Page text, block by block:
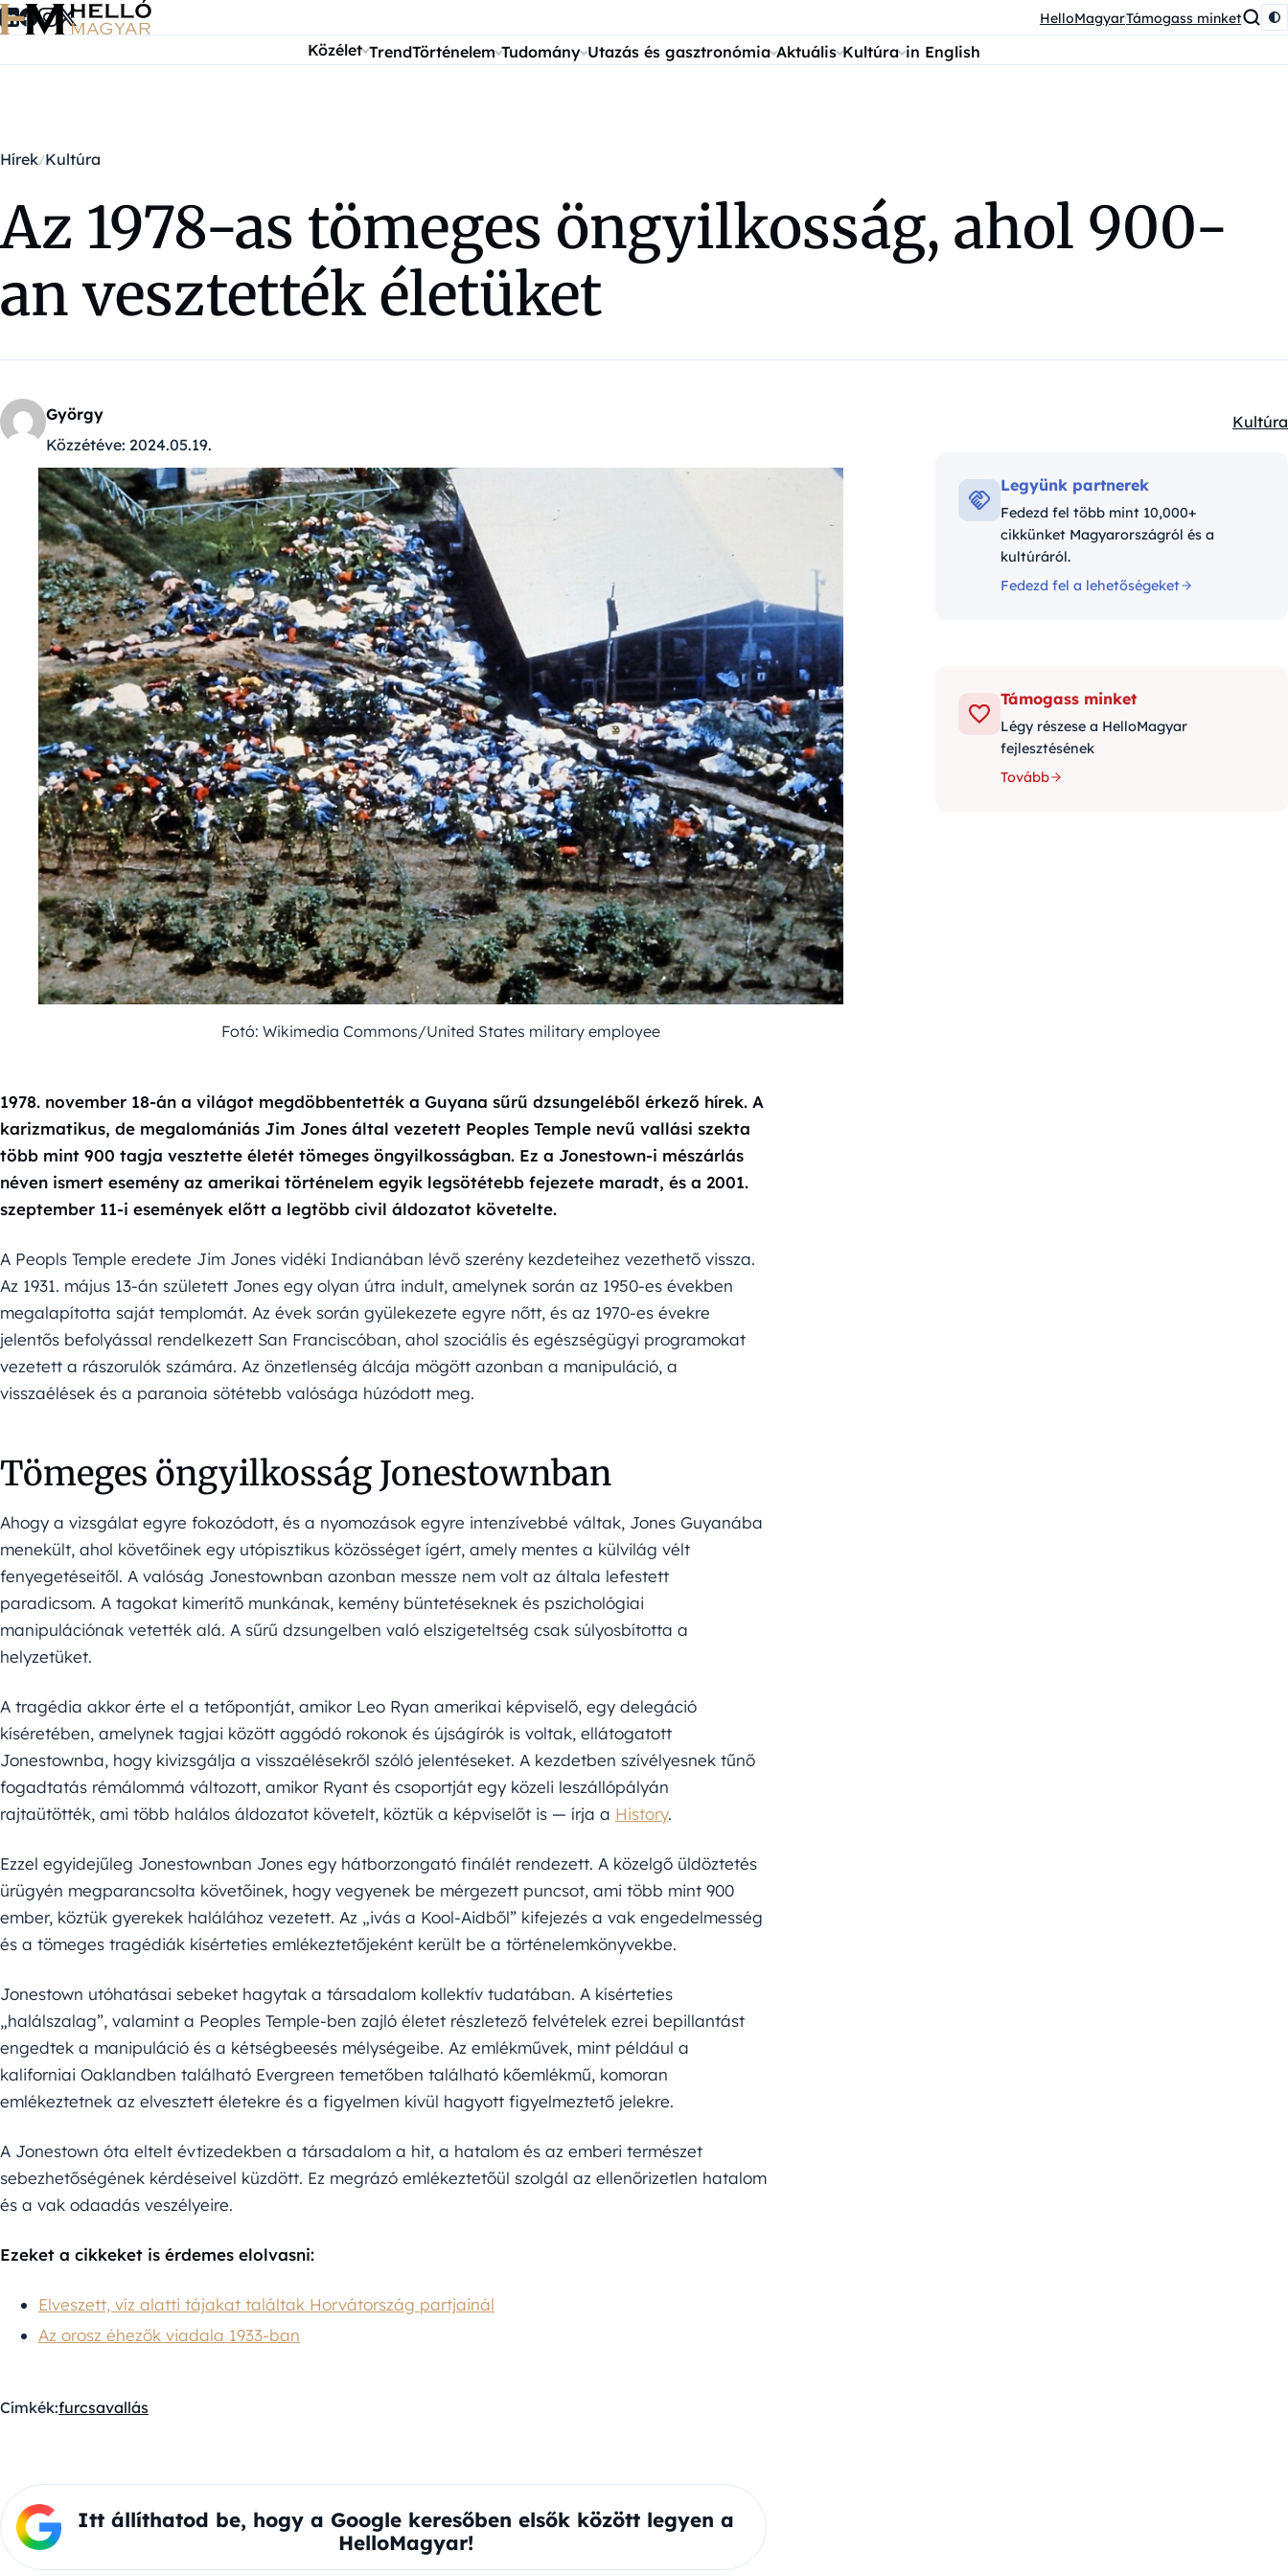
Ugrás a tartalomra HelloMagyarTámogass minket
Közélet TrendTörténelem Tudomány Utazás és gasztronómia Aktuális Kultúra in English
Hírek Kultúra
Az 1978-as tömeges öngyilkosság, ahol 900-
an vesztették életüket
György
Közzétéve: 2024.05.19.
Kultúra
Fotó: Wikimedia Commons/United States military employee
1978. november 18-án a világot megdöbbentették a Guyana sűrű dzsungeléből érkező hírek. A
karizmatikus, de megalomániás Jim Jones által vezetett Peoples Temple nevű vallási szekta
több mint 900 tagja vesztette életét tömeges öngyilkosságban. Ez a Jonestown-i mészárlás
néven ismert esemény az amerikai történelem egyik legsötétebb fejezete maradt, és a 2001.
szeptember 11-i események előtt a legtöbb civil áldozatot követelte.
A Peopls Temple eredete Jim Jones vidéki Indianában lévő szerény kezdeteihez vezethető vissza.
Az 1931. május 13-án született Jones egy olyan útra indult, amelynek során az 1950-es években
megalapította saját templomát. Az évek során gyülekezete egyre nőtt, és az 1970-es évekre
jelentős befolyással rendelkezett San Franciscóban, ahol szociális és egészségügyi programokat
vezetett a rászorulók számára. Az önzetlenség álcája mögött azonban a manipuláció, a
visszaélések és a paranoia sötétebb valósága húzódott meg.
Tömeges öngyilkosság Jonestownban
Ahogy a vizsgálat egyre fokozódott, és a nyomozások egyre intenzívebbé váltak, Jones Guyanába
menekült, ahol követőinek egy utópisztikus közösséget ígért, amely mentes a külvilág vélt
fenyegetéseitől. A valóság Jonestownban azonban messze nem volt az általa lefestett
paradicsom. A tagokat kimerítő munkának, kemény büntetéseknek és pszichológiai
manipulációnak vetették alá. A sűrű dzsungelben való elszigeteltség csak súlyosbította a
helyzetüket.
A tragédia akkor érte el a tetőpontját, amikor Leo Ryan amerikai képviselő, egy delegáció
kíséretében, amelynek tagjai között aggódó rokonok és újságírók is voltak, ellátogatott
Jonestownba, hogy kivizsgálja a visszaélésekről szóló jelentéseket. A kezdetben szívélyesnek tűnő
fogadtatás rémálommá változott, amikor Ryant és csoportját egy közeli leszállópályán
rajtaütötték, ami több halálos áldozatot követelt, köztük a képviselőt is — írja a History.
Ezzel egyidejűleg Jonestownban Jones egy hátborzongató finálét rendezett. A közelgő üldöztetés
ürügyén megparancsolta követőinek, hogy vegyenek be mérgezett puncsot, ami több mint 900
ember, köztük gyerekek halálához vezetett. Az „ivás a Kool-Aidből” kifejezés a vak engedelmesség
és a tömeges tragédiák kísérteties emlékeztetőjeként került be a történelemkönyvekbe.
Jonestown utóhatásai sebeket hagytak a társadalom kollektív tudatában. A kísérteties
„halálszalag”, valamint a Peoples Temple-ben zajló életet részletező felvételek ezrei bepillantást
engedtek a manipuláció és a kétségbeesés mélységeibe. Az emlékművek, mint például a
kaliforniai Oaklandben található Evergreen temetőben található kőemlékmű, komoran
emlékeztetnek az elvesztett életekre és a figyelmen kívül hagyott figyelmeztető jelekre.
A Jonestown óta eltelt évtizedekben a társadalom a hit, a hatalom és az emberi természet
sebezhetőségének kérdéseivel küzdött. Ez megrázó emlékeztetőül szolgál az ellenőrizetlen hatalom
és a vak odaadás veszélyeire.
Ezeket a cikkeket is érdemes elolvasni:
Elveszett, víz alatti tájakat találtak Horvátország partjainál
Az orosz éhezők viadala 1933-ban
Címkék:furcsavallás
Itt állíthatod be, hogy a Google keresőben elsők között legyen a
HelloMagyar!
Legyünk partnerek
Fedezd fel több mint 10,000+
cikkünket Magyarországról és a
kultúráról.
Fedezd fel a lehetőségeket
Támogass minket
Légy részese a HelloMagyar
fejlesztésének
Tovább